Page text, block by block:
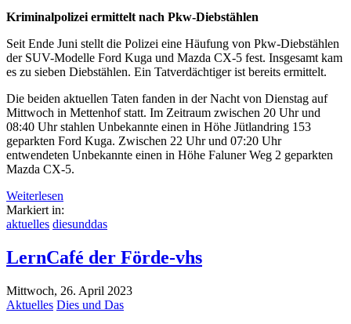
Kriminalpolizei ermittelt nach Pkw-Diebstählen
Seit Ende Juni stellt die Polizei eine Häufung von Pkw-Diebstählen
der SUV-Modelle Ford Kuga und Mazda CX-5 fest. Insgesamt kam
es zu sieben Diebstählen. Ein Tatverdächtiger ist bereits ermittelt.
Die beiden aktuellen Taten fanden in der Nacht von Dienstag auf
Mittwoch in Mettenhof statt. Im Zeitraum zwischen 20 Uhr und
08:40 Uhr stahlen Unbekannte einen in Höhe Jütlandring 153
geparkten Ford Kuga. Zwischen 22 Uhr und 07:20 Uhr
entwendeten Unbekannte einen in Höhe Faluner Weg 2 geparkten
Mazda CX-5.
Weiterlesen
Markiert in:
aktuelles diesunddas
LernCafé der Förde-vhs
Mittwoch, 26. April 2023
Aktuelles Dies und Das